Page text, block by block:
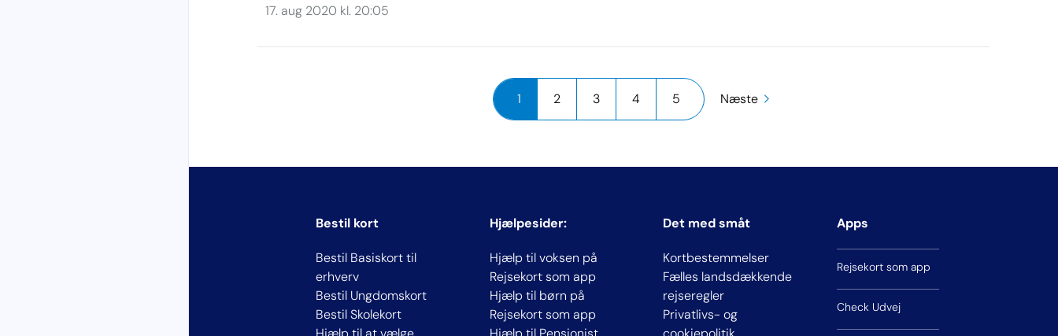
17. aug 2020 kl. 20:05
1 2 3 4 5 Næste
Bestil kort
Bestil Basiskort til
erhverv
Bestil Ungdomskort
Bestil Skolekort
Hjælpesider:
Hjælp til voksen på
Rejsekort som app
Hjælp til børn på
Rejsekort som app
Det med småt
Kortbestemmelser
Fælles landsdækkende
rejseregler
Privatlivs- og
Apps
Rejsekort som app
Check Udvej